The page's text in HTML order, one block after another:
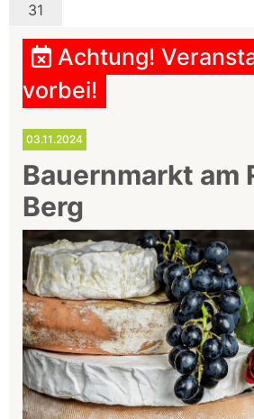
31
Achtung!
vorbei!
03.11.2024
Bauernmarkt am
Berg